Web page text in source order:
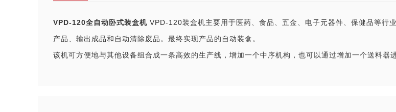
VPD-120全自动卧式装盒机 VPD-120装盒机主要用于医药、食品、五金、电子元器件、保健品等行
产品、输出成品和自动清除废品。最终实现产品的自动装盒。
该机可方便地与其他设备组合成一条高效的生产线，增加一个中序机构，也可以通过增加一个送料器